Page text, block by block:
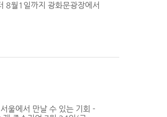
8월1일까지 광화문광장에서
울에서 만날 수 있는 기회 -